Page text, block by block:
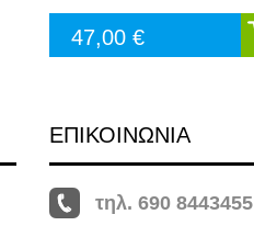
47,00 €
ΕΠΙΚΟΙΝΩΝΙΑ
τηλ. 690 8443455